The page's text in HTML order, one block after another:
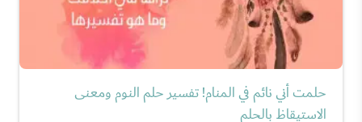
حلمت أني نائم في المنام! تفسير حلم النوم ومعنى
الاستيقاظ بالحلم